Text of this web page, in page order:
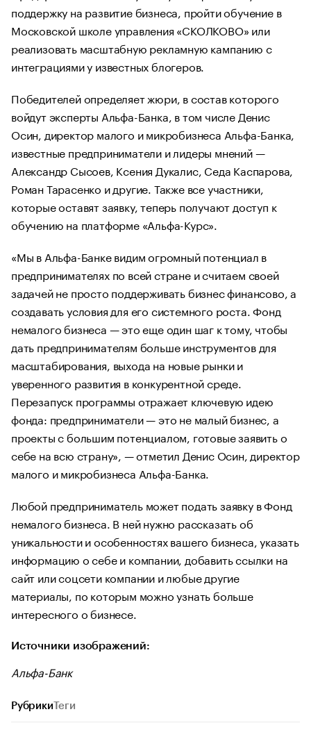
поддержку на развитие бизнеса, пройти обучение в
Московской школе управления «СКОЛКОВО» или
реализовать масштабную рекламную кампанию с
интеграциями у известных блогеров.
Победителей определяет жюри, в состав которого
войдут эксперты Альфа-Банка, в том числе Денис
Осин, директор малого и микробизнеса Альфа-Банка,
известные предприниматели и лидеры мнений —
Александр Сысоев, Ксения Дукалис, Седа Каспарова,
Роман Тарасенко и другие. Также все участники,
которые оставят заявку, теперь получают доступ к
обучению на платформе «Альфа-Курс».
«Мы в Альфа-Банке видим огромный потенциал в
предпринимателях по всей стране и считаем своей
задачей не просто поддерживать бизнес финансово, а
создавать условия для его системного роста. Фонд
немалого бизнеса — это еще один шаг к тому, чтобы
дать предпринимателям больше инструментов для
масштабирования, выхода на новые рынки и
уверенного развития в конкурентной среде.
Перезапуск программы отражает ключевую идею
фонда: предприниматели — это не малый бизнес, а
проекты с большим потенциалом, готовые заявить о
себе на всю страну», — отметил Денис Осин, директор
малого и микробизнеса Альфа-Банка.
Любой предприниматель может подать заявку в Фонд
немалого бизнеса. В ней нужно рассказать об
уникальности и особенностях вашего бизнеса, указать
информацию о себе и компании, добавить ссылки на
сайт или соцсети компании и любые другие
материалы, по которым можно узнать больше
интересного о бизнесе.
Источники изображений:
Альфа-Банк
Рубрики Теги